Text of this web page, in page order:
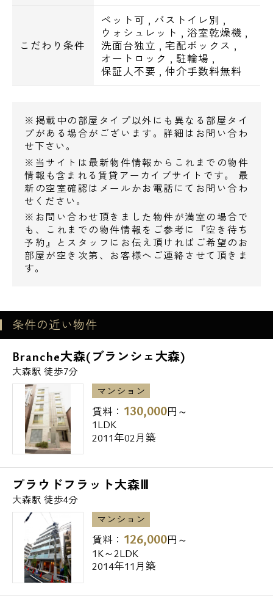
こだわり条件
ペット可 , バストイレ別 ,
ウォシュレット , 浴室乾燥機 ,
洗面台独立 ,宅配ボックス ,
オートロック , 駐輪場 ,
保証人不要 ,仲介手数料無料
※掲載中の部屋タイプ以外にも異なる部屋タイ
プがある場合がございます。詳細はお問い合わ
せ下さい。
※当サイトは最新物件情報からこれまでの物件
情報も含まれる賃貸アーカイブサイトです。 最
新の空室確認はメールかお電話にてお問い合わ
せください。
※お問い合わせ頂きました物件が満室の場合で
も、これまでの物件情報をご参考に『空き待ち
予約』とスタッフにお伝え頂ければご希望のお
部屋が空き次第、お客様へご連絡させて頂きま
す。
条件の近い物件
Branche大森(ブランシェ大森)
大森駅 徒歩7分
マンション
賃料： 130,000円～
1LDK
2011年02月築
プラウドフラット大森Ⅲ
大森駅 徒歩4分
マンション
賃料： 126,000円～
1K～2LDK
2014年11月築
電話でお問い合わせ
営業時間 10：00～18：00
メールでお問い合わせ
お問い合わせ